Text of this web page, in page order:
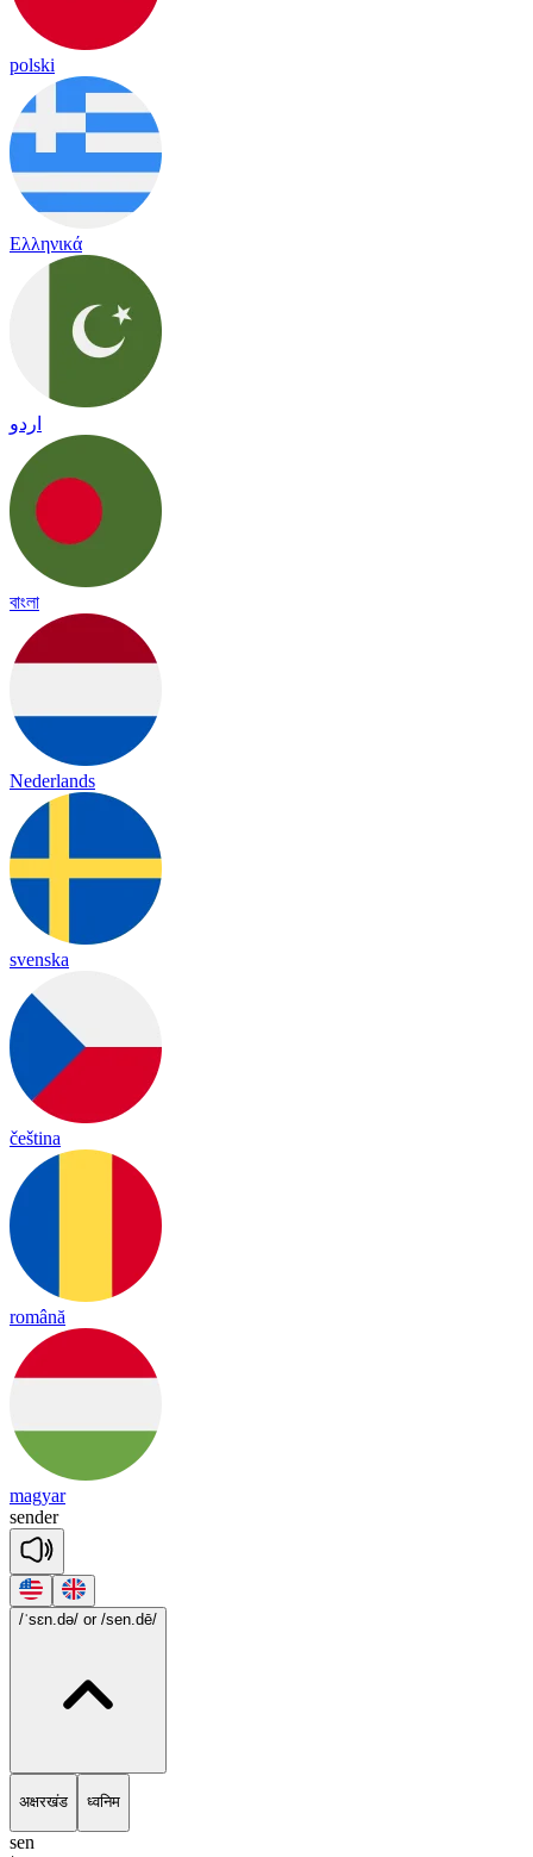
polski
Ελληνικά
اردو
বাংলা
Nederlands
svenska
čeština
română
magyar
sender
/ˈsɛn.də/ or /sen.dē/
अक्षरखंड ध्वनिम
sen